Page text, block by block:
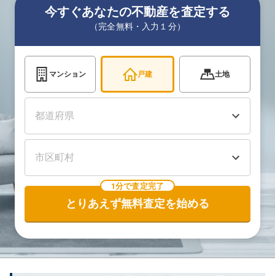
今すぐあなたの不動産を査定する
（完全無料・入力１分）
マンション 戸建 土地
1分で査定完了
とりあえず無料査定を始める